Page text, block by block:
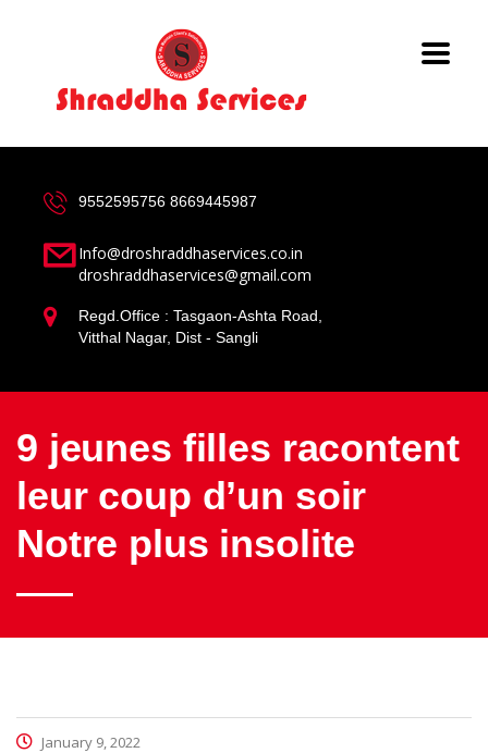
9552595756 8669445987
Info@droshraddhaservices.co.in
droshraddhaservices@gmail.com
Regd.Office : Tasgaon-Ashta Road,
Vitthal Nagar, Dist - Sangli
9 jeunes filles racontent
leur coup d’un soir
Notre plus insolite
January 9, 2022